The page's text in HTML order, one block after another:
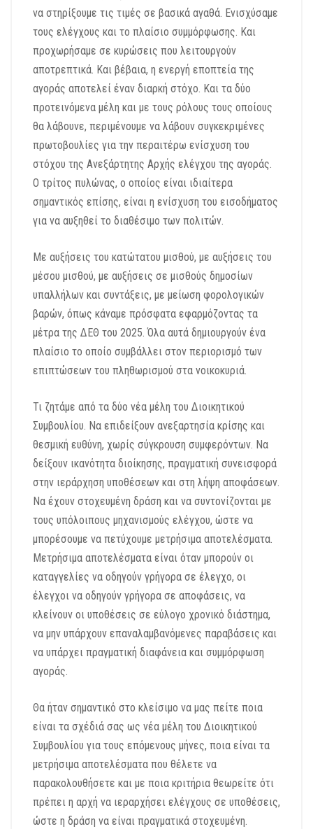
να στηρίξουμε τις τιμές σε βασικά αγαθά. Ενισχύσαμε
τους ελέγχους και το πλαίσιο συμμόρφωσης. Και
προχωρήσαμε σε κυρώσεις που λειτουργούν
αποτρεπτικά. Και βέβαια, η ενεργή εποπτεία της
αγοράς αποτελεί έναν διαρκή στόχο. Και τα δύο
προτεινόμενα μέλη και με τους ρόλους τους οποίους
θα λάβουνε, περιμένουμε να λάβουν συγκεκριμένες
πρωτοβουλίες για την περαιτέρω ενίσχυση του
στόχου της Ανεξάρτητης Αρχής ελέγχου της αγοράς.
Ο τρίτος πυλώνας, ο οποίος είναι ιδιαίτερα
σημαντικός επίσης, είναι η ενίσχυση του εισοδήματος
για να αυξηθεί το διαθέσιμο των πολιτών.
Με αυξήσεις του κατώτατου μισθού, με αυξήσεις του
μέσου μισθού, με αυξήσεις σε μισθούς δημοσίων
υπαλλήλων και συντάξεις, με μείωση φορολογικών
βαρών, όπως κάναμε πρόσφατα εφαρμόζοντας τα
μέτρα της ΔΕΘ του 2025. Όλα αυτά δημιουργούν ένα
πλαίσιο το οποίο συμβάλλει στον περιορισμό των
επιπτώσεων του πληθωρισμού στα νοικοκυριά.
Τι ζητάμε από τα δύο νέα μέλη του Διοικητικού
Συμβουλίου. Να επιδείξουν ανεξαρτησία κρίσης και
θεσμική ευθύνη, χωρίς σύγκρουση συμφερόντων. Να
δείξουν ικανότητα διοίκησης, πραγματική συνεισφορά
στην ιεράρχηση υποθέσεων και στη λήψη αποφάσεων.
Να έχουν στοχευμένη δράση και να συντονίζονται με
τους υπόλοιπους μηχανισμούς ελέγχου, ώστε να
μπορέσουμε να πετύχουμε μετρήσιμα αποτελέσματα.
Μετρήσιμα αποτελέσματα είναι όταν μπορούν οι
καταγγελίες να οδηγούν γρήγορα σε έλεγχο, οι
έλεγχοι να οδηγούν γρήγορα σε αποφάσεις, να
κλείνουν οι υποθέσεις σε εύλογο χρονικό διάστημα,
να μην υπάρχουν επαναλαμβανόμενες παραβάσεις και
να υπάρχει πραγματική διαφάνεια και συμμόρφωση
αγοράς.
Θα ήταν σημαντικό στο κλείσιμο να μας πείτε ποια
είναι τα σχέδιά σας ως νέα μέλη του Διοικητικού
Συμβουλίου για τους επόμενους μήνες, ποια είναι τα
μετρήσιμα αποτελέσματα που θέλετε να
παρακολουθήσετε και με ποια κριτήρια θεωρείτε ότι
πρέπει η αρχή να ιεραρχήσει ελέγχους σε υποθέσεις,
ώστε η δράση να είναι πραγματικά στοχευμένη.